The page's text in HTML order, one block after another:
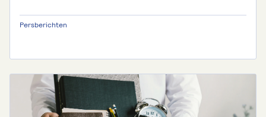
Persberichten